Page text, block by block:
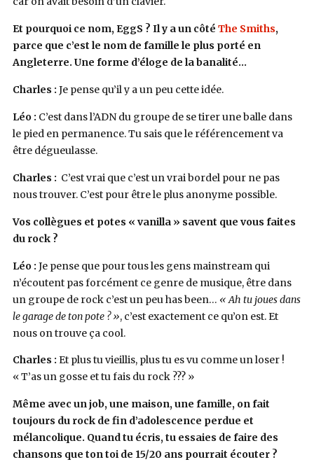
Et pourquoi ce nom, EggS ? Il y a un côté The Smiths,
parce que c’est le nom de famille le plus porté en
Angleterre. Une forme d’éloge de la banalité…
Charles : Je pense qu’il y a un peu cette idée.
Léo : C’est dans l’ADN du groupe de se tirer une balle dans
le pied en permanence. Tu sais que le référencement va
être dégueulasse.
Charles : C’est vrai que c’est un vrai bordel pour ne pas
nous trouver. C’est pour être le plus anonyme possible.
Vos collègues et potes « vanilla » savent que vous faites
du rock ?
Léo : Je pense que pour tous les gens mainstream qui
n’écoutent pas forcément ce genre de musique, être dans
un groupe de rock c’est un peu has been… « Ah tu joues dans
le garage de ton pote ? », c’est exactement ce qu’on est. Et
nous on trouve ça cool.
Charles : Et plus tu vieillis, plus tu es vu comme un loser !
« T’as un gosse et tu fais du rock ??? »
Même avec un job, une maison, une famille, on fait
toujours du rock de fin d’adolescence perdue et
mélancolique. Quand tu écris, tu essaies de faire des
chansons que ton toi de 15/20 ans pourrait écouter ?